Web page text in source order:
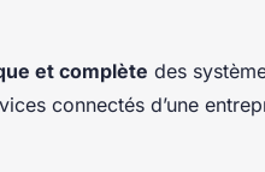
et complète des
connectés d’une